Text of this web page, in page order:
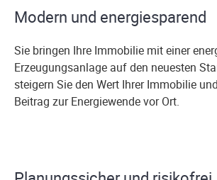
Modern und energiesparend
Sie bringen Ihre Immobilie mit einer
Erzeugungsanlage auf den neuesten
steigern Sie den Wert Ihrer Immobilie
Beitrag zur Energiewende vor Ort.